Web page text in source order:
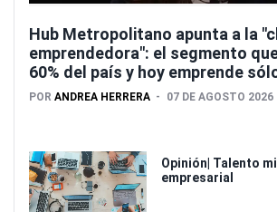
Hub Metropolitano apunta a la
emprendedora": el segmento
60% del país y hoy emprende
POR ANDREA HERRERA 07 DE AGOSTO
Opinión| Talento
empresarial